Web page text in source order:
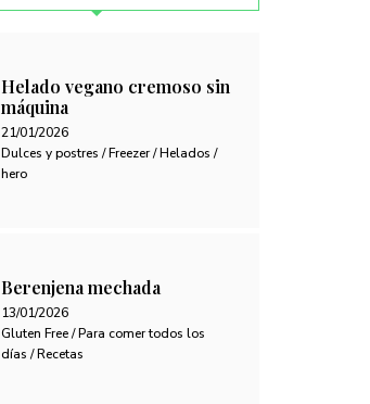
Helado vegano cremoso sin
máquina
21/01/2026
Dulces y postres / Freezer / Helados /
hero
Berenjena mechada
13/01/2026
Gluten Free / Para comer todos los
días / Recetas